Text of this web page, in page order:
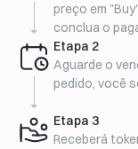
preço em
conclua o
Etapa 2
Aguarde o
pedido, você
Etapa 3
Receberá